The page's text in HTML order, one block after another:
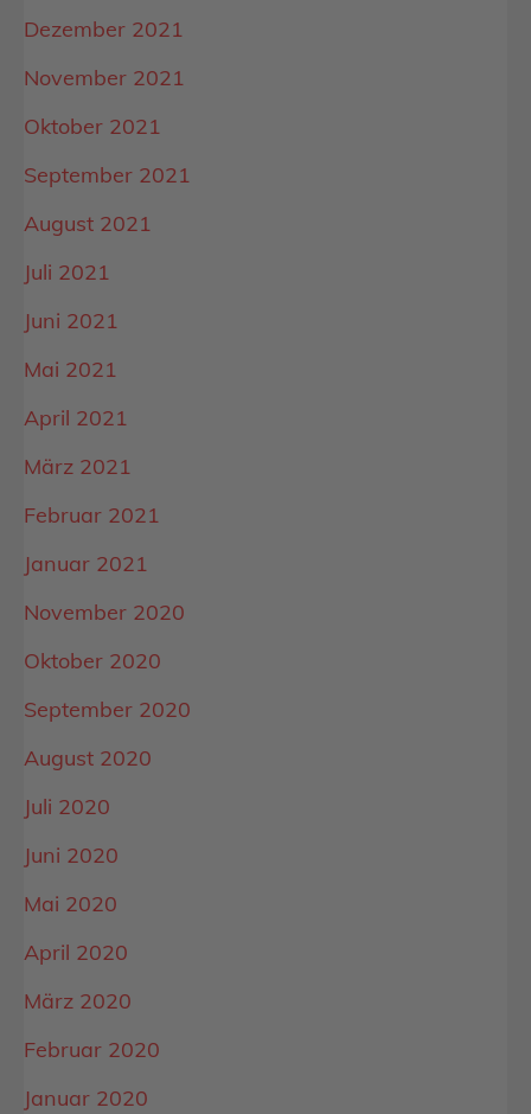
Dezember 2021
November 2021
Oktober 2021
September 2021
August 2021
Juli 2021
Juni 2021
Mai 2021
April 2021
März 2021
Februar 2021
Januar 2021
November 2020
Oktober 2020
September 2020
August 2020
Juli 2020
Juni 2020
Mai 2020
April 2020
März 2020
Februar 2020
Januar 2020